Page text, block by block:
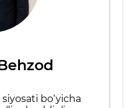
bo‘yicha